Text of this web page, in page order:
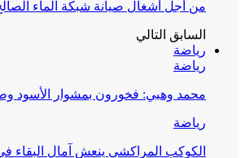
من أجل أشغال صيانة شبكة الماء
السابق التالي
رياضة
رياضة
محمد وهبي: فخورون بمشوار الأسود
رياضة
الكوكب المراكشي ينعش آمال البقاء